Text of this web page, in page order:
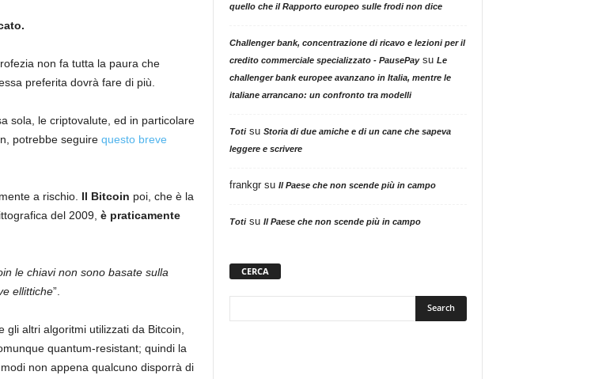
non fa tutta la paura che
preferita dovrà fare di più.
sola, le criptovalute, ed in particolare
potrebbe seguire questo breve
a rischio. Il Bitcoin poi, che è la
del 2009, è praticamente
le chiavi non sono basate sulla
ellittiche”.
altri algoritmi utilizzati da Bitcoin,
quantum-resistant; quindi la
non appena qualcuno disporrà di
quello che il Rapporto europeo sulle frodi non dice
Challenger bank, concentrazione di ricavo e lezioni per il
credito commerciale specializzato - PausePaysu Le
challenger bank europee avanzano in Italia, mentre le
italiane arrancano: un confronto tra modelli
Totisu Storia di due amiche e di un cane che sapeva
leggere e scrivere
frankgrsu Il Paese che non scende più in campo
Totisu Il Paese che non scende più in campo
CERCA